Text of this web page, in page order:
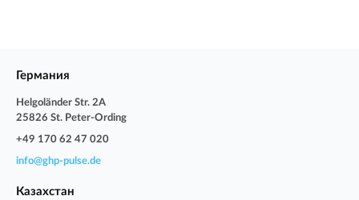
Германия
Helgoländer Str. 2A
25826 St. Peter-Ording
+49 170 62 47 020
info@ghp-pulse.de
Казахстан